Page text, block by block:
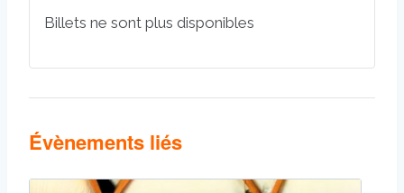
Billets ne sont plus disponibles
Évènements liés